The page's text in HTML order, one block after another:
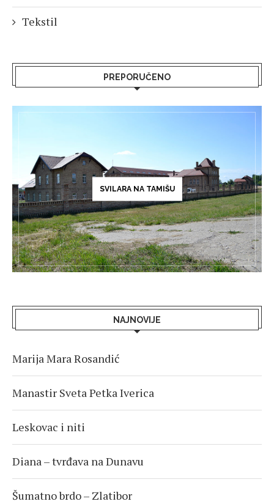
Tekstil
PREPORUČENO
SVILARA NA TAMIŠU
NAJNOVIJE
Marija Mara Rosandić
Manastir Sveta Petka Iverica
Leskovac i niti
Diana – tvrđava na Dunavu
Šumatno brdo – Zlatibor